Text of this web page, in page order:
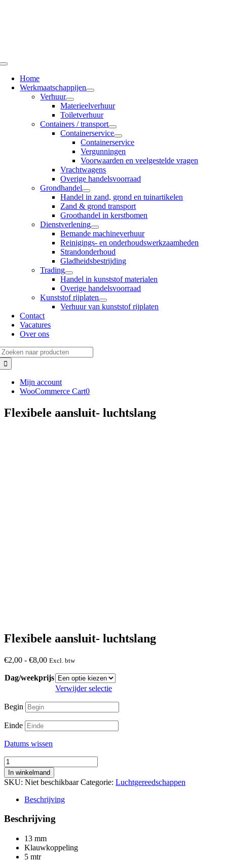
Toggle
NavigationHome
Werkmaatschappijen
Verhuur
Materieelverhuur
Toiletverhuur
Containers / transport
Containerservice
Containerservice
Vergunningen
Voorwaarden en veelgestelde vragen
Vrachtwagens
Overige handelsvoorraad
Grondhandel
Handel in zand, grond en tuinartikelen
Zand & grond transport
Groothandel in kerstbomen
Dienstverlening
Bemande machineverhuur
Reinigings- en onderhoudswerkzaamheden
Strandonderhoud
Gladheidsbestrijding
Trading
Handel in kunststof materialen
Overige handelsvoorraad
Kunststof rijplaten
Verhuur van kunststof rijplaten
Contact
Vacatures
Over ons
Mijn account
WooCommerce Cart0
Flexibele aansluit- luchtslang
Flexibele aansluit- luchtslang
€2,00 - €8,00Prijsklasse:
tot
€8,00
Excl. btw
Dag/weekprijs
Verwijder selectie
Begin
Einde
Datums wissen
Flexibele
aansluit-
luchtslang
aantal
In winkelmand
SKU: Niet beschikbaar Categorie: Luchtgereedschappen
Beschrijving
Beschrijving
13 mm
Klauwkoppeling
5 mtr